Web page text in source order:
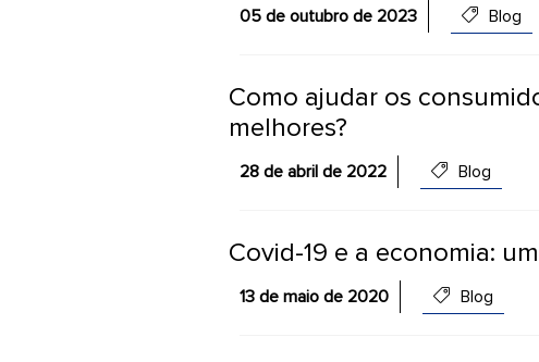
05 de outubro de 2023 Blog
Como ajudar os
melhores?
28 de abril de 2022 Blog
Covid-19 e a economia:
13 de maio de 2020 Blog